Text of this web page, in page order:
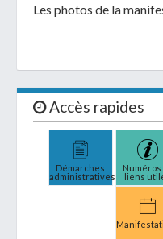
Les photos de la
Accès rapides
Démarches
administratives
liens